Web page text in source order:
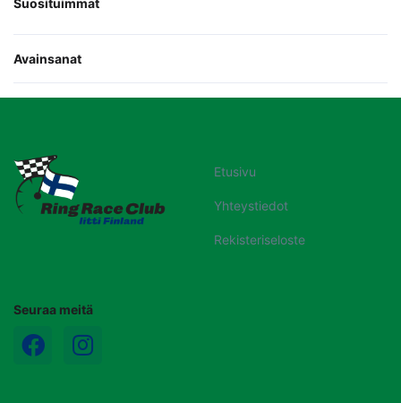
Avainsanat
Etusivu
Yhteystiedot
Rekisteriseloste
Seuraa meitä